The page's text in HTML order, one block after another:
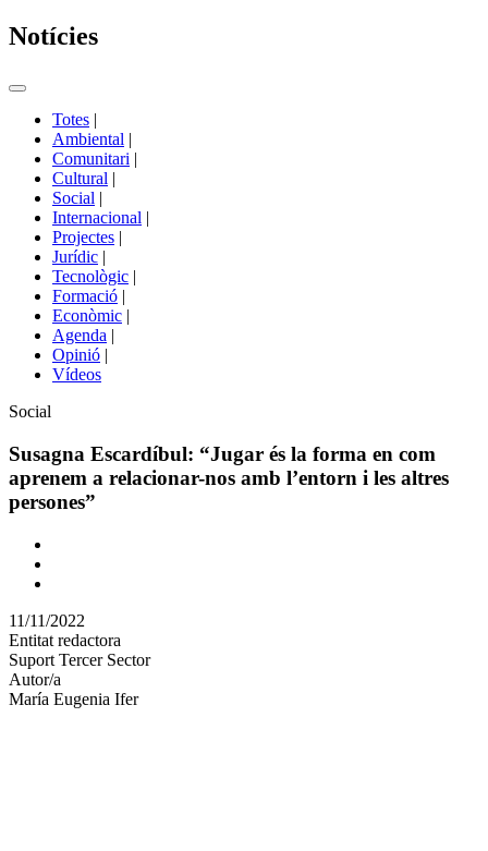
Notícies
Commutador
portals
Totes |
Ambiental |
Comunitari |
Cultural |
Social |
Internacional |
Projectes |
Jurídic |
Tecnològic |
Formació |
Econòmic |
Agenda |
Opinió |
Vídeos
Àmbit
la
notícia
Social
Susagna Escardíbul: “Jugar és la forma en com
aprenem a relacionar-nos amb l’entorn i les altres
persones”
Comparteix
altres
xarxes
socials
11/11/2022
Entitat redactora
Suport Tercer Sector
Autor/a
María Eugenia Ifer